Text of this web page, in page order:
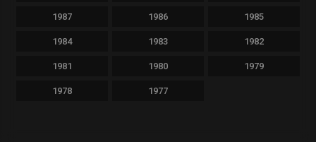
1987 1986 1985
1984 1983 1982
1981 1980 1979
1978 1977